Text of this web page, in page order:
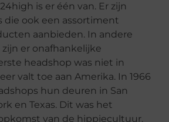
is er één van. Er zijn
die ook een assortiment
aanbieden. In andere
er onafhankelijke
headshop was niet in
valt toe aan Amerika. In 1966
hun deuren in San
en Texas. Dit was het
van de hippiecultuur.